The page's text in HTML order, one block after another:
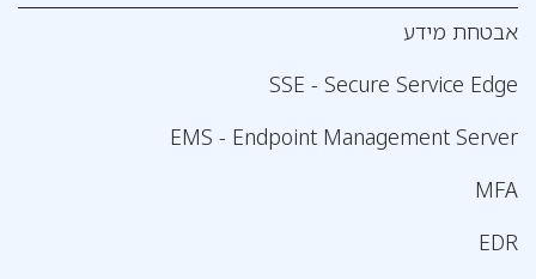
אבטחת מידע
SSE - Secure Service Edge
EMS - Endpoint Management Server
MFA
EDR